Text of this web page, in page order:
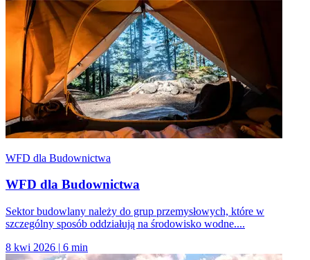
WFD dla Budownictwa
WFD dla Budownictwa
Sektor budowlany należy do grup przemysłowych, które w
szczególny sposób oddziałują na środowisko wodne....
8 kwi 2026 | 6 min